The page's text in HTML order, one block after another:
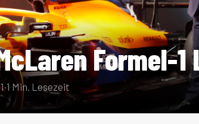
Formel-1
·1 Min. Lesezeit